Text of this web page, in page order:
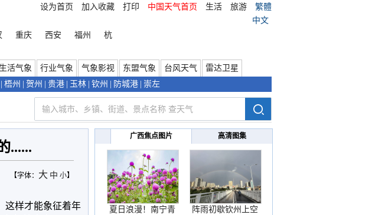
设为首页 加入收藏 打印 中国天气首页 生活 旅游
繁體
中文
重庆 西安 福州
杭
生活气象 行业气象 气象影视 东盟气象 台风天气
雷达卫星
梧州 贺州 贵港 玉林 钦州 防城港 崇左
......
【字体： 大 中 小】
这样才能象征着年
广西焦点图片 高清图集
夏日浪漫！南宁青
阵雨初歇钦州上空